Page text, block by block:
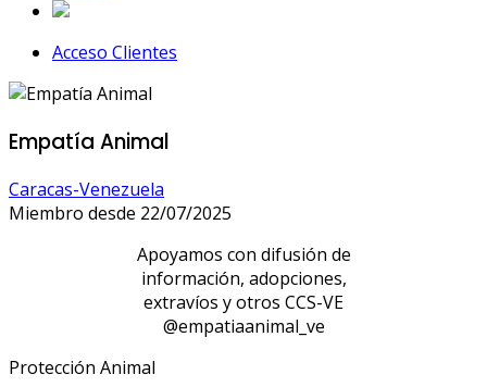
Acceso Clientes
Empatía Animal
Caracas-Venezuela
Miembro desde 22/07/2025
Apoyamos con difusión de
información, adopciones,
extravíos y otros CCS-VE
@empatiaanimal_ve
Protección Animal